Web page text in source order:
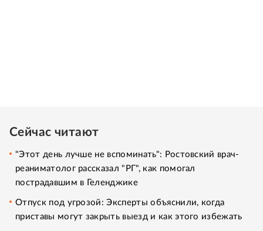
Сейчас читают
"Этот день лучше не вспоминать": Ростовский врач-
реаниматолог рассказал "РГ", как помогал
пострадавшим в Геленджике
Отпуск под угрозой: Эксперты объяснили, когда
приставы могут закрыть выезд и как этого избежать